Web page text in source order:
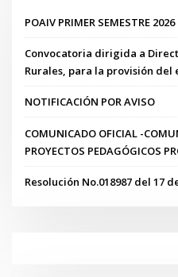
POAIV PRIMER SEMESTRE 2026
Convocatoria dirigida a
Rurales, para la provisión del
NOTIFICACIÓN POR AVISO
COMUNICADO OFICIAL -
PROYECTOS PEDAGÓGICOS
Resolución No.018987 del 17